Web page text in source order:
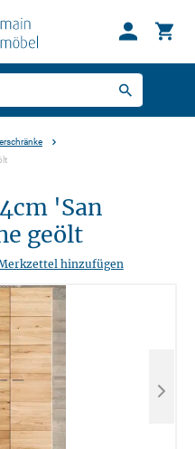
'San
geölt
hinzufügen